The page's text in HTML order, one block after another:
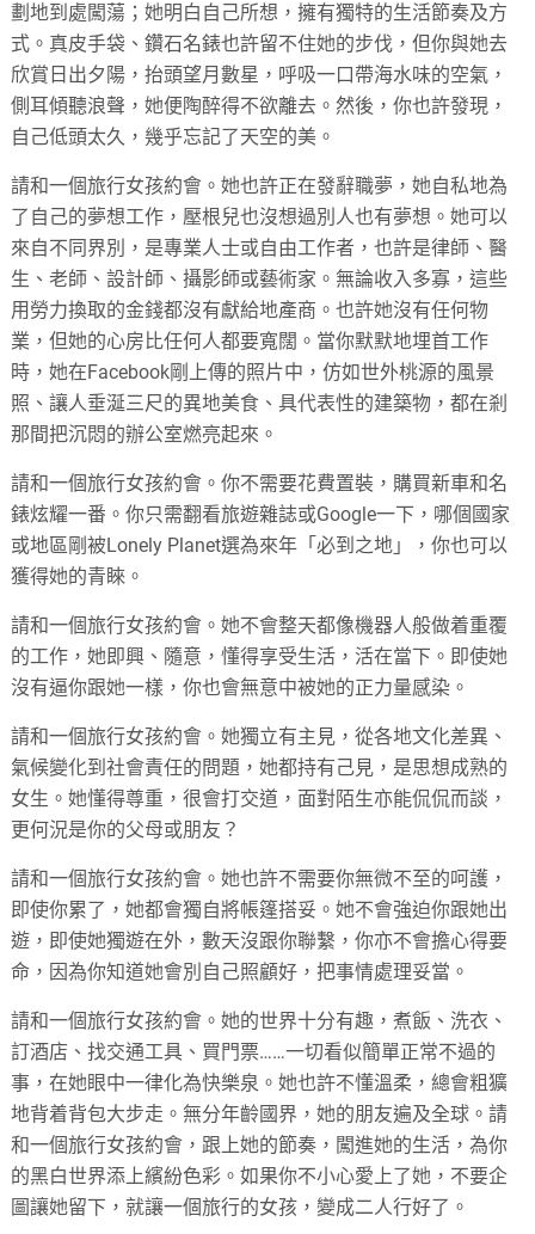
劃地到處闖蕩；她明白自己所想，擁有獨特的生活節奏及方
式。真皮手袋、鑽石名錶也許留不住她的步伐，但你與她去
欣賞日出夕陽，抬頭望月數星，呼吸一口帶海水味的空氣，
側耳傾聽浪聲，她便陶醉得不欲離去。然後，你也許發現，
自己低頭太久，幾乎忘記了天空的美。
請和一個旅行女孩約會。她也許正在發辭職夢，她自私地為
了自己的夢想工作，壓根兒也沒想過別人也有夢想。她可以
來自不同界別，是專業人士或自由工作者，也許是律師、醫
生、老師、設計師、攝影師或藝術家。無論收入多寡，這些
用勞力換取的金錢都沒有獻給地產商。也許她沒有任何物
業，但她的心房比任何人都要寬闊。當你默默地埋首工作
時，她在Facebook剛上傳的照片中，仿如世外桃源的風景
照、讓人垂涎三尺的異地美食、具代表性的建築物，都在剎
那間把沉悶的辦公室燃亮起來。
請和一個旅行女孩約會。你不需要花費置裝，購買新車和名
錶炫耀一番。你只需翻看旅遊雜誌或Google一下，哪個國家
或地區剛被Lonely Planet選為來年「必到之地」，你也可以
獲得她的青睞。
請和一個旅行女孩約會。她不會整天都像機器人般做着重覆
的工作，她即興、隨意，懂得享受生活，活在當下。即使她
沒有逼你跟她一樣，你也會無意中被她的正力量感染。
請和一個旅行女孩約會。她獨立有主見，從各地文化差異、
氣候變化到社會責任的問題，她都持有己見，是思想成熟的
女生。她懂得尊重，很會打交道，面對陌生亦能侃侃而談，
更何況是你的父母或朋友？
請和一個旅行女孩約會。她也許不需要你無微不至的呵護，
即使你累了，她都會獨自將帳篷搭妥。她不會強迫你跟她出
遊，即使她獨遊在外，數天沒跟你聯繫，你亦不會擔心得要
命，因為你知道她會別自己照顧好，把事情處理妥當。
請和一個旅行女孩約會。她的世界十分有趣，煮飯、洗衣、
訂酒店、找交通工具、買門票……一切看似簡單正常不過的
事，在她眼中一律化為快樂泉。她也許不懂溫柔，總會粗獷
地背着背包大步走。無分年齡國界，她的朋友遍及全球。請
和一個旅行女孩約會，跟上她的節奏，闖進她的生活，為你
的黑白世界添上繽紛色彩。如果你不小心愛上了她，不要企
圖讓她留下，就讓一個旅行的女孩，變成二人行好了。